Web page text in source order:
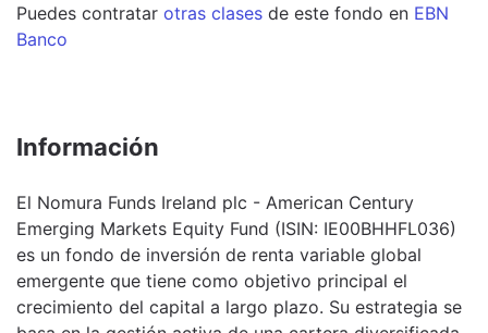
Puedes contratar otras clases de este fondo en EBN
Banco
Información
El Nomura Funds Ireland plc - American Century
Emerging Markets Equity Fund (ISIN: IE00BHHFL036)
es un fondo de inversión de renta variable global
emergente que tiene como objetivo principal el
crecimiento del capital a largo plazo. Su estrategia se